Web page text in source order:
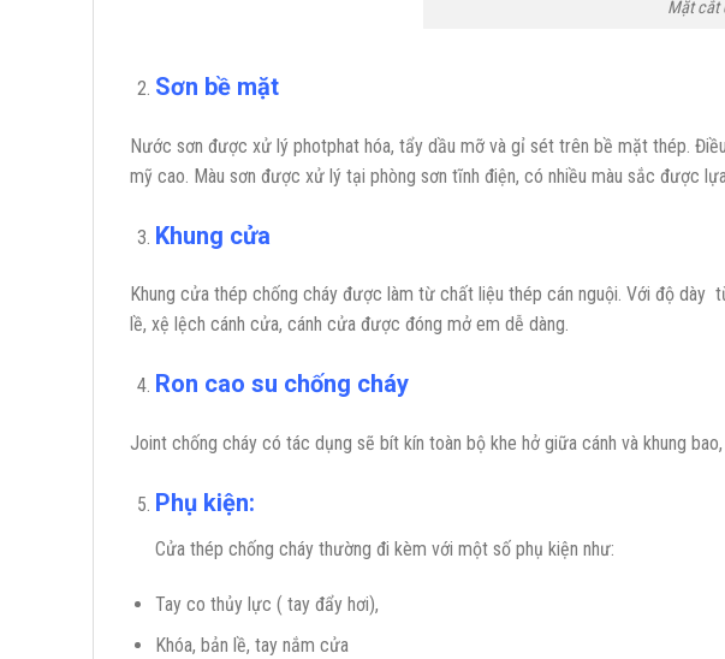
Mặt cắt
Sơn bề mặt
Nước sơn được xử lý photphat hóa, tẩy dầu mỡ và gỉ sét trên bề mặt thép.
mỹ cao. Màu sơn được xử lý tại phòng sơn tĩnh điện, có nhiều màu sắc được
Khung cửa
Khung cửa thép chống cháy được làm từ chất liệu thép cán nguội. Với độ
lề, xệ lệch cánh cửa, cánh cửa được đóng mở em dễ dàng.
Ron cao su chống cháy
Joint chống cháy có tác dụng sẽ bít kín toàn bộ khe hở giữa cánh và khung
Phụ kiện:
Cửa thép chống cháy thường đi kèm với một số phụ kiện như:
Tay co thủy lực ( tay đẩy hơi),
Khóa, bản lề, tay nắm cửa